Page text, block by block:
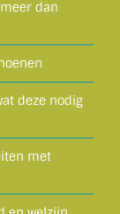
dan
deze nodig
met